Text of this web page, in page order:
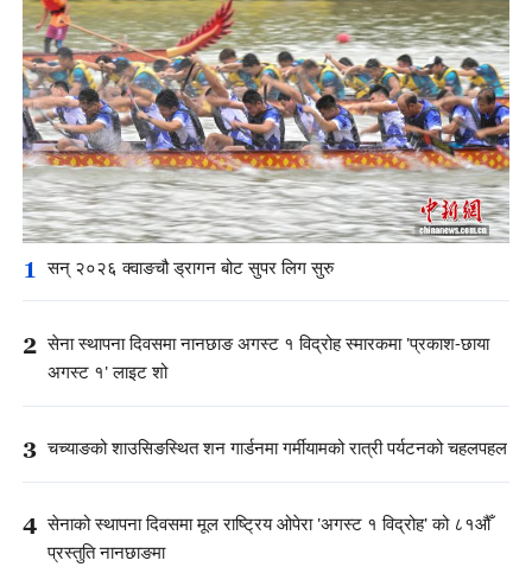
1 सन् २०२६ क्वाङचौ ड्रागन बोट सुपर लिग सुरु
2 सेना स्थापना दिवसमा नानछाङ अगस्ट १ विद्रोह स्मारकमा 'प्रकाश-छाया
अगस्ट १' लाइट शो
3 चच्याङको शाउसिङस्थित शन गार्डनमा गर्मीयामको रात्री पर्यटनको चहलपहल
4 सेनाको स्थापना दिवसमा मूल राष्ट्रिय ओपेरा 'अगस्ट १ विद्रोह' को ८१औँ
प्रस्तुति नानछाङमा